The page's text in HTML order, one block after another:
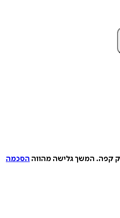
המשך גלישה מהווההסכמה